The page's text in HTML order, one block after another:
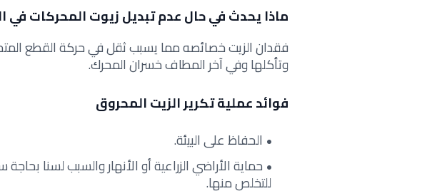
ماذا يحدث في حال عدم تبديل زيوت المحركات في
فقدان الزيت خصائصه مما يسبب ثقل في حركة القطع
وتأكلها وفي آخر المطاف خسران المحرك.
فوائد عملية تكرير الزيت المحروق
الحفاظ على البيئة.
حماية الأراضي الزراعية أو الأنهار والسبب لسنا
للتخلص منها.